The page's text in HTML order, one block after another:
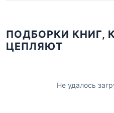
ПОДБОРКИ КНИГ,
ЦЕПЛЯЮТ
Не удалось